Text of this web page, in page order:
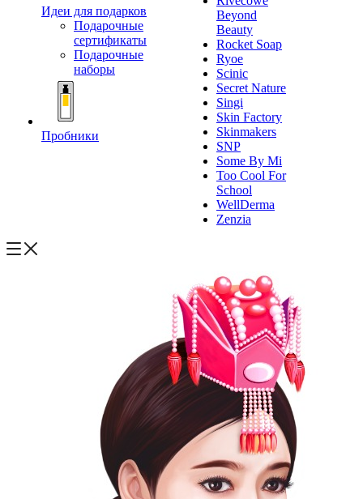
Идеи для подарков
Подарочные
сертификаты
Подарочные
наборы
Пробники
Beyond
Beauty
Rocket Soap
Ryoe
Scinic
Secret Nature
Singi
Skin Factory
Skinmakers
SNP
Some By Mi
Too Cool For
School
WellDerma
Zenzia